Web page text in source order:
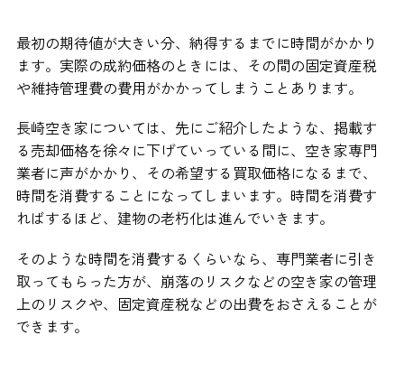
最初の期待値が大きい分、納得するまでに時間がかかり
ます。実際の成約価格のときには、その間の固定資産税
や維持管理費の費用がかかってしまうことあります。
長崎空き家については、先にご紹介したような、掲載す
る売却価格を徐々に下げていっている間に、空き家専門
業者に声がかかり、その希望する買取価格になるまで、
時間を消費することになってしまいます。時間を消費す
ればするほど、建物の老朽化は進んでいきます。
そのような時間を消費するくらいなら、専門業者に引き
取ってもらった方が、崩落のリスクなどの空き家の管理
上のリスクや、固定資産税などの出費をおさえることが
できます。